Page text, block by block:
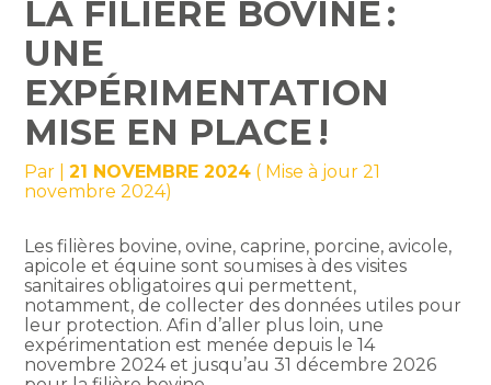
LA FILIÈRE BOVINE :
UNE
EXPÉRIMENTATION
MISE EN PLACE !
Par |21 NOVEMBRE 2024 ( Mise à jour 21
novembre 2024)
Les filières bovine, ovine, caprine, porcine, avicole,
apicole et équine sont soumises à des visites
sanitaires obligatoires qui permettent,
notamment, de collecter des données utiles pour
leur protection. Afin d’aller plus loin, une
expérimentation est menée depuis le 14
novembre 2024 et jusqu’au 31 décembre 2026